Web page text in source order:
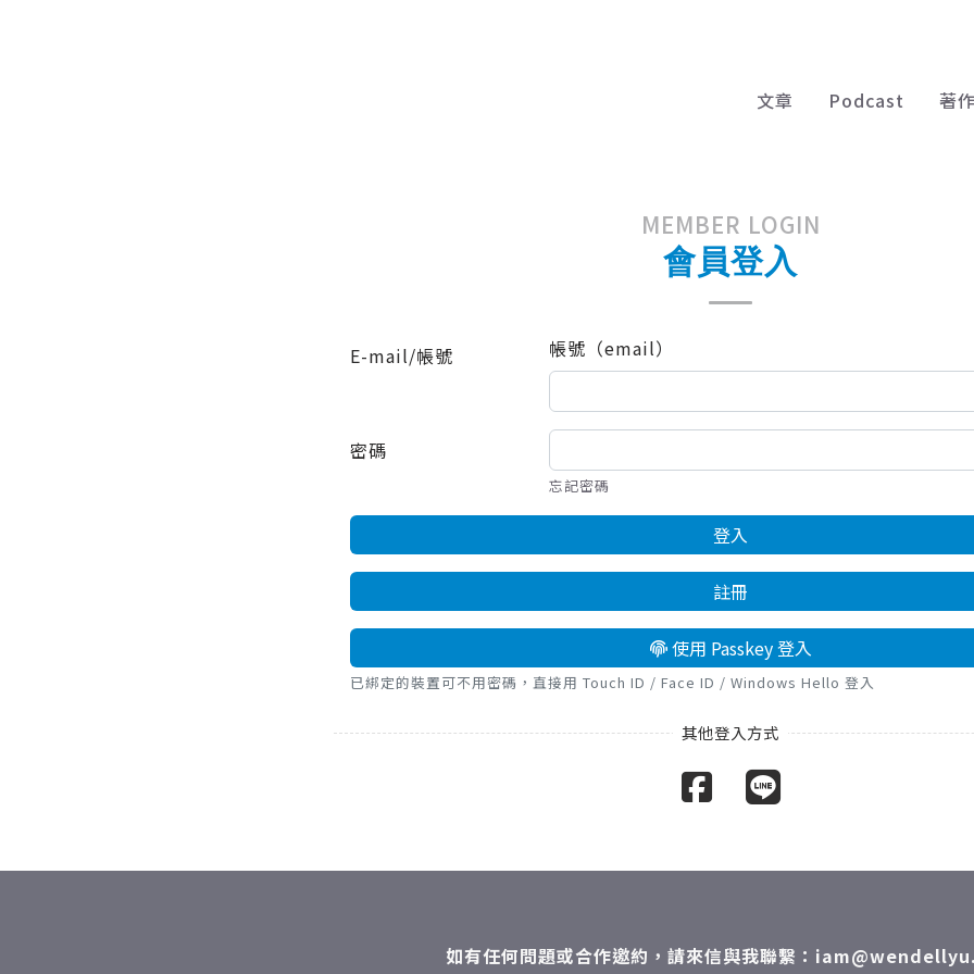
文章 Podcast 著
MEMBER LOGIN
會員登入
E-mail/帳號 帳號（email）
密碼
忘記密碼
登入
註冊
使用 Passkey 登入
已綁定的裝置可不用密碼，直接用 Touch ID / Face ID / Windows Hello 登入
如有任何問題或合作邀約，請來信與我聯繫：